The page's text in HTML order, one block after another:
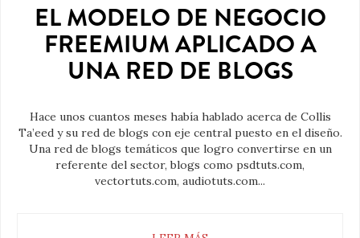
EL MODELO DE NEGOCIO
FREEMIUM APLICADO A
UNA RED DE BLOGS
Hace unos cuantos meses había hablado acerca de Collis
Ta’eed y su red de blogs con eje central puesto en el diseño.
Una red de blogs temáticos que logro convertirse en un
referente del sector, blogs como psdtuts.com,
vectortuts.com, audiotuts.com...